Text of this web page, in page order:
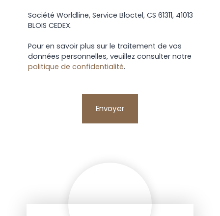
Société Worldline, Service Bloctel, CS 61311, 41013
BLOIS CEDEX.
Pour en savoir plus sur le traitement de vos
données personnelles, veuillez consulter notre
politique de confidentialité.
Envoyer